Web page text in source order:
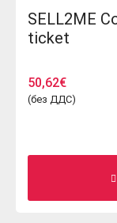
SELL2ME
ticket
50,62€
(без ДДС)